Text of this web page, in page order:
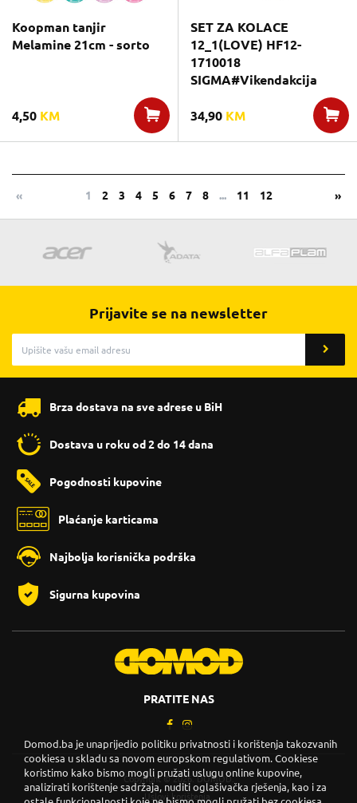
Koopman tanjir
Melamine 21cm - sorto
4,50 KM
SET ZA KOLACE
12_1(LOVE) HF12-
1710018
SIGMA#Vikendakcija
34,90 KM
« 1 2 3 4 5 6 7 8 ... 11 12 »
Prijavite se na newsletter
Brza dostava na sve adrese u BiH
Dostava u roku od 2 do 14 dana
Pogodnosti kupovine
Plaćanje karticama
Najbolja korisnička podrška
Sigurna kupovina
PRATITE NAS
Copyright © 2026. DOMOD.
Uslovi korištenja
Domod.ba je unaprijedio politiku privatnosti i korištenja takozvanih
cookiesa u skladu sa novom europskom regulativom. Cookiese
koristimo kako bismo mogli pružati uslugu online kupovine,
analizirati korištenje sadržaja, nuditi oglašivačka rješenja, kao i za